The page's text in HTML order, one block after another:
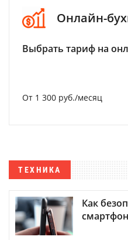
Онлайн-
Выбрать тариф на
От 1 300 руб./месяц
ТЕХНИКА
Как